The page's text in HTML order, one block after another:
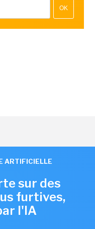
OK
ARTIFICIELLE
sur des
furtives,
l'IA